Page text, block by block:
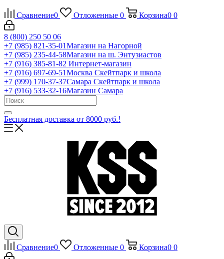
Сравнение0 Отложенные 0 Корзина0 0
8 (800) 250 50 06
+7 (985) 821-35-01Магазин на Нагорной
+7 (985) 235-44-58Магазин на ш. Энтузиастов
+7 (916) 385-81-82 Интернет-магазин
+7 (916) 697-69-51Москва Скейтпарк и школа
+7 (999) 170-37-37Самара Скейтпарк и школа
+7 (916) 533-32-16Магазин Самара
Бесплатная доставка от 8000 руб.!
Сравнение0 Отложенные 0 Корзина0 0